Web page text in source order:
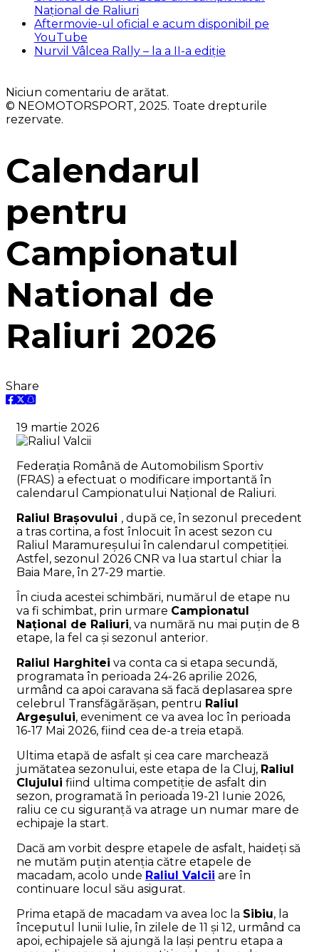
Național de Raliuri
Aftermovie-ul oficial e acum disponibil pe
YouTube
Nurvil Vâlcea Rally – la a II-a ediție
Niciun comentariu de arătat.
© NEOMOTORSPORT, 2025. Toate drepturile
rezervate.
Calendarul
pentru
Campionatul
National de
Raliuri 2026
Share
19 martie 2026
Federația Română de Automobilism Sportiv
(FRAS) a efectuat o modificare importantă în
calendarul Campionatului Național de Raliuri.
Raliul Brașovului , după ce, în sezonul precedent
a tras cortina, a fost înlocuit în acest sezon cu
Raliul Maramureșului în calendarul competiției.
Astfel, sezonul 2026 CNR va lua startul chiar la
Baia Mare, în 27-29 martie.
În ciuda acestei schimbări, numărul de etape nu
va fi schimbat, prin urmare Campionatul
Național de Raliuri, va numără nu mai puțin de 8
etape, la fel ca și sezonul anterior.
Raliul Harghitei va conta ca si etapa secundă,
programata în perioada 24-26 aprilie 2026,
urmând ca apoi caravana să facă deplasarea spre
celebrul Transfăgărășan, pentru Raliul
Argeșului, eveniment ce va avea loc în perioada
16-17 Mai 2026, fiind cea de-a treia etapă.
Ultima etapă de asfalt și cea care marchează
jumătatea sezonului, este etapa de la Cluj, Raliul
Clujului fiind ultima competiție de asfalt din
sezon, programată în perioada 19-21 Iunie 2026,
raliu ce cu siguranță va atrage un numar mare de
echipaje la start.
Dacă am vorbit despre etapele de asfalt, haideți să
ne mutăm puțin atenția către etapele de
macadam, acolo unde Raliul Valcii are în
continuare locul său asigurat.
Prima etapă de macadam va avea loc la Sibiu, la
începutul lunii Iulie, în zilele de 11 și 12, urmând ca
apoi, echipajele să ajungă la Iași pentru etapa a